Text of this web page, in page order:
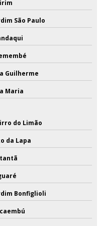
São Paulo
Guilherme
Maria
do Limão
da Lapa
Bonfiglioli